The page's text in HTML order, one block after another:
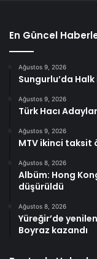
En Güncel
Ağustos 9, 2026
Sungurlu’da Halk
Ağustos 9, 2026
Türk Hacı
Ağustos 9, 2026
MTV ikinci taksit
Ağustos 8, 2026
Albüm: Hong
düşürüldü
Ağustos 8, 2026
Yüreğir’de
Boyraz kazandı